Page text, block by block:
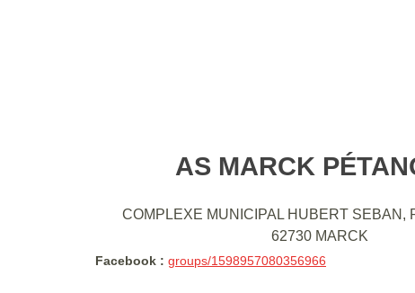
AS MARCK
COMPLEXE MUNICIPAL HUBERT SEBAN,
62730 MARCK
Facebook : groups/1598957080356966